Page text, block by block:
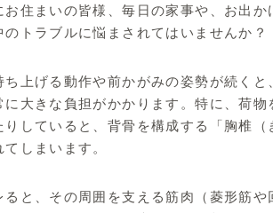
お住まいの皆様、毎日の家事や、お出
のトラブルに悩まされてはいませんか？
ち上げる動作や前かがみの姿勢が続く
に大きな負担がかかります。特に、荷
りしていると、背骨を構成する「胸椎
てしまいます。
ると、その周囲を支える筋肉（菱形筋